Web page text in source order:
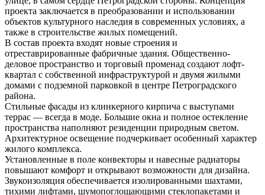
проекта заключается в преобразовании и использовании
объектов культурного наследия в современных условиях, а
также в строительстве жилых помещений.
В состав проекта входят новые строения и
отреставрированные фабричные здания. Общественно-
деловое пространство и торговый променад создают лофт-
квартал с собственной инфраструктурой и двумя жилыми
домами с подземной парковкой в центре Петроградского
района.
Стильные фасады из клинкерного кирпича с выступами
террас — всегда в моде. Большие окна и полное остекление
пространства наполняют резиденции природным светом.
Архитектурное освещение подчеркивает особенный характер
жилого комплекса.
Установленные в поле конвекторы и навесные радиаторы
повышают комфорт и открывают возможности для дизайна.
Звукоизоляция обеспечивается изолированными шахтами,
тихими лифтами, шумопоглощающими стеклопакетами и